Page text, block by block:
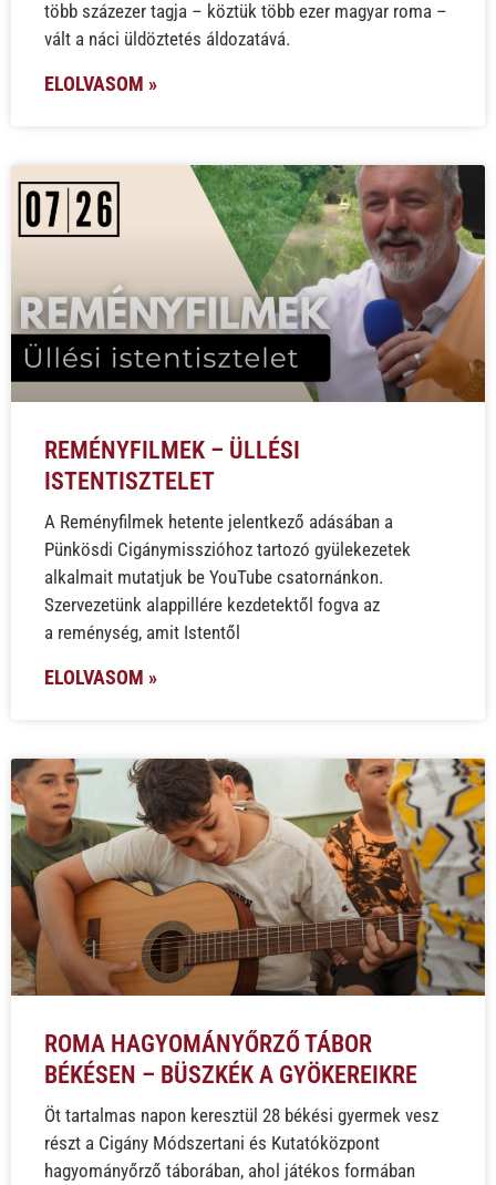
több százezer tagja – köztük több ezer magyar roma –
vált a náci üldöztetés áldozatává.
ELOLVASOM »
REMÉNYFILMEK – ÜLLÉSI
ISTENTISZTELET
A Reményfilmek hetente jelentkező adásában a
Pünkösdi Cigánymisszióhoz tartozó gyülekezetek
alkalmait mutatjuk be YouTube csatornánkon.
Szervezetünk alappillére kezdetektől fogva az
a reménység, amit Istentől
ELOLVASOM »
ROMA HAGYOMÁNYŐRZŐ TÁBOR
BÉKÉSEN – BÜSZKÉK A GYÖKEREIKRE
Öt tartalmas napon keresztül 28 békési gyermek vesz
részt a Cigány Módszertani és Kutatóközpont
hagyományőrző táborában, ahol játékos formában